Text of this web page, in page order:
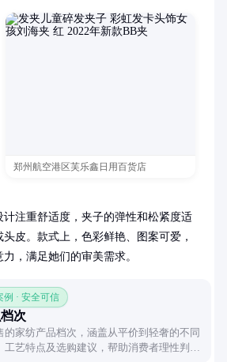
郑州航空港区芙乐鑫日用百货店
计注重舒适度，夹子的弹性和松紧度适
皮。款式上，色彩鲜艳、图案可爱，
，满足她们的审美需求。
例 · 安全可信
次
的家纺产品档次，涵盖从平价到轻奢的不同
艺特点及选购建议，帮助消费者理性判断